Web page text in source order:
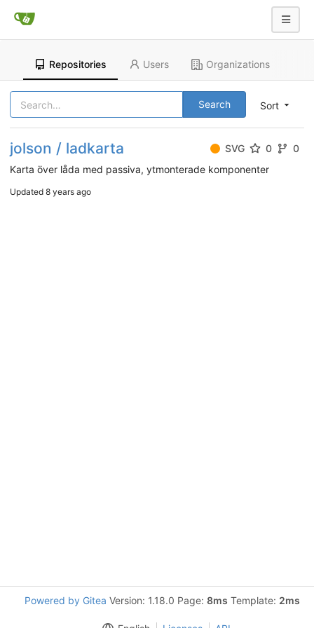
Repositories Users Organizations
Sort
Search
jolson / ladkarta SVG 0
0
Karta över låda med passiva, ytmonterade komponenter
Updated 8 years ago
Powered by Gitea Version: 1.18.0 Page: 8ms Template: 2ms